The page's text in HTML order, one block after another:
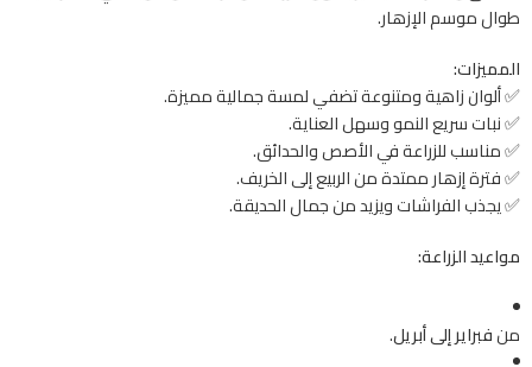
طوال موسم الإزهار.
المميزات:
✅ ألوان زاهية ومتنوعة تضفي لمسة جمالية مميزة.
✅ نبات سريع النمو وسهل العناية.
✅ مناسب للزراعة في الأصص والحدائق.
✅ فترة إزهار ممتدة من الربيع إلى الخريف.
✅ يجذب الفراشات ويزيد من جمال الحديقة.
مواعيد الزراعة:
منفبراير إلى أبريل.